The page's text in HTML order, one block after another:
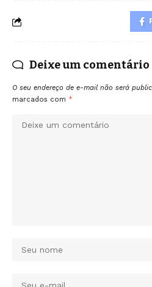
Deixe um comentário
O seu endereço de e-mail não será
marcados com *